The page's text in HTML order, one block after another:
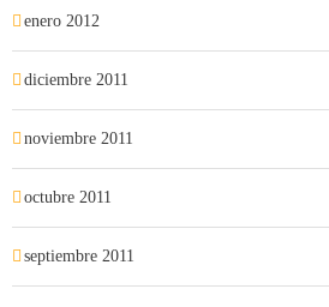
enero 2012
diciembre 2011
noviembre 2011
octubre 2011
septiembre 2011